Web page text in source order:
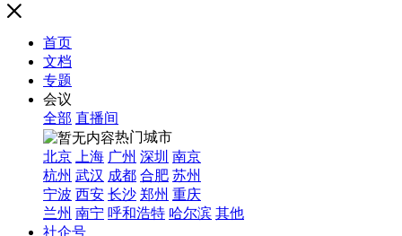
首页
文档
专题
会议
全部 直播间
热门城市
北京
上海 广州 深圳 南京
杭州 武汉 成都 合肥 苏州
宁波 西安 长沙 郑州 重庆
兰州 南宁 呼和浩特 哈尔滨 其他
社企号